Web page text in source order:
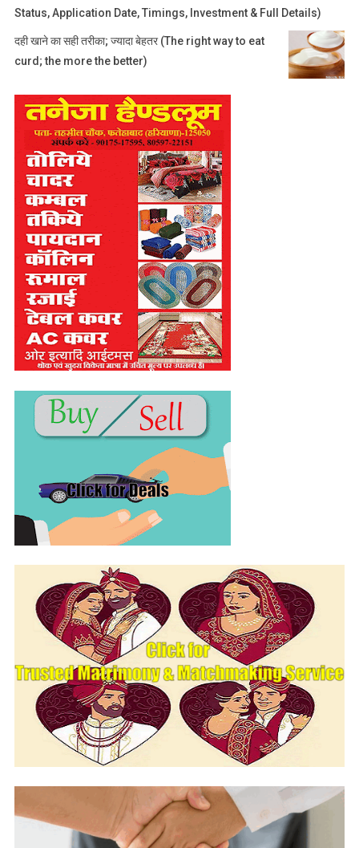
Status, Application Date, Timings, Investment & Full Details)
दही खाने का सही तरीका; ज्यादा बेहतर (The right way to eat
curd; the more the better)